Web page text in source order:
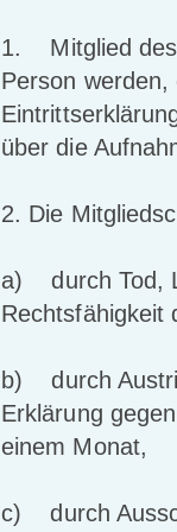
1. Mitglied des
Person
über die
2. Die
a) durch Tod,
Rechtsfähigkeit
b) durch
Erklärung
einem Monat,
c) durch